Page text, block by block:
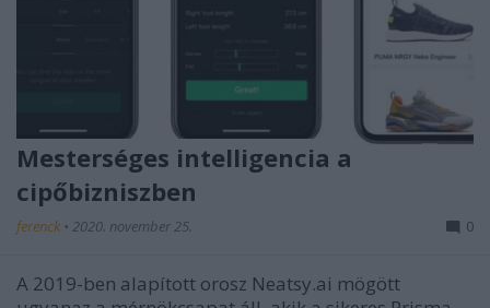
Mesterséges intelligencia a
cipőbizniszben
ferenck • 2020. november 25. 0
A 2019-ben alapított orosz Neatsy.ai mögött